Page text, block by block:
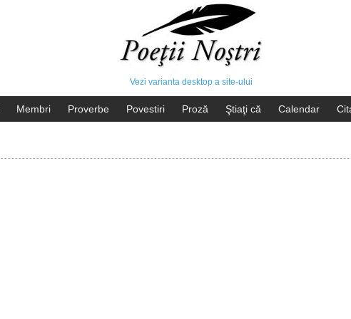
Vezi varianta desktop a site-ului
Membri Proverbe Povestiri Proză Ştiaţi că Calendar